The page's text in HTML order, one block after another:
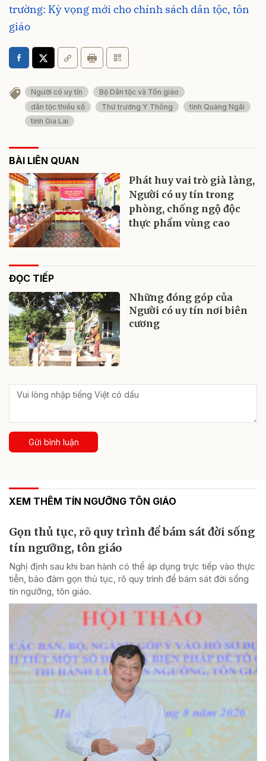
trường: Kỳ vọng mới cho chính sách dân tộc, tôn
giáo
Người có uy tín
Bộ Dân tộc và Tôn giáo
dân tộc thiểu số
Thứ trưởng Y Thông
tỉnh Quảng Ngãi
tỉnh Gia Lai
BÀI LIÊN QUAN
Phát huy vai trò già làng,
Người có uy tín trong
phòng, chống ngộ độc
thực phẩm vùng cao
ĐỌC TIẾP
Những đóng góp của
Người có uy tín nơi biên
cương
Gửi bình luận
XEM THÊM TÍN NGƯỠNG TÔN GIÁO
Gọn thủ tục, rõ quy trình để bám sát đời sống
tín ngưỡng, tôn giáo
Nghị định sau khi ban hành có thể áp dụng trực tiếp vào thực
tiễn, bảo đảm gọn thủ tục, rõ quy trình để bám sát đời sống
tín ngưỡng, tôn giáo.